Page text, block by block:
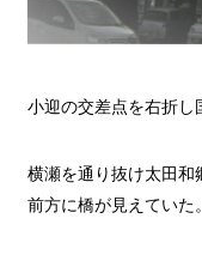
小迎の交差点を右折し
横瀬を通り抜け太田和
前方に橋が見えていた。